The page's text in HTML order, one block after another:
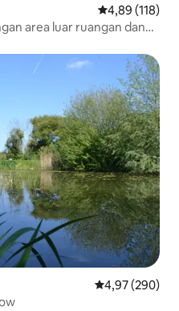
Nilai rata-rata
4,89 (118)
area luar ruangan dan
Nilai rata-rata
4,97 (290)